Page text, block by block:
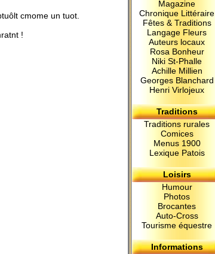
cmome un tuot.
!
Magazine
Chronique Littéraire
Fêtes & Traditions
Langage Fleurs
Auteurs locaux
Rosa Bonheur
Niki St-Phalle
Achille Millien
Georges Blanchard
Henri Virlojeux
Traditions
Traditions rurales
Comices
Menus 1900
Lexique Patois
Loisirs
Humour
Photos
Brocantes
Auto-Cross
Tourisme équestre
Informations